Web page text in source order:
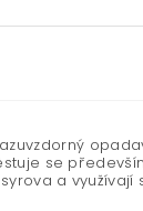
se
a